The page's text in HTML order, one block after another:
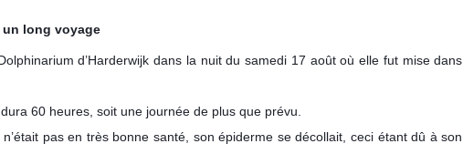
un long voyage
d’Harderwijk dans la nuit du samedi 17 août où elle fut mise dans
60 heures, soit une journée de plus que prévu.
pas en très bonne santé, son épiderme se décollait, ceci étant dû à son